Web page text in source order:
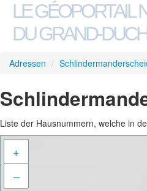
LE GÉOPORTAIL
DU GRAND-
Adressen /
Liste der Hausnummern, welche in
+
–